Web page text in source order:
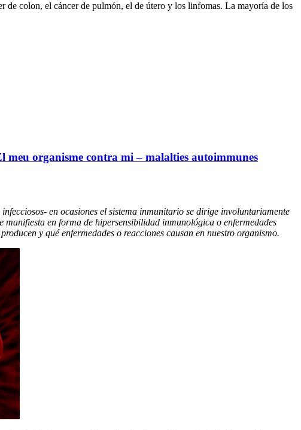
de colon, el cáncer de pulmón, el de útero y los linfomas. La mayoría de los
meu organisme contra mi – malalties autoimmunes
en ocasiones el sistema inmunitario se dirige involuntariamente
en forma de hipersensibilidad inmunológica o enfermedades
y qué enfermedades o reacciones causan en nuestro organismo.